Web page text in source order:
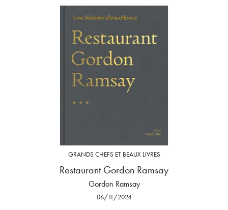
GRANDS CHEFS ET BEAUX LIVRES
Restaurant Gordon Ramsay
Gordon Ramsay
06/11/2024